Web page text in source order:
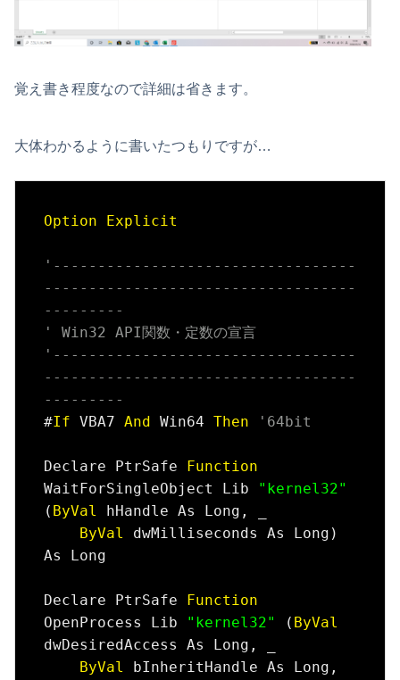
覚え書き程度なので詳細は省きます。
大体わかるように書いたつもりですが…
Option Explicit
'----------------------------------
-----------------------------------
---------
' Win32 API関数・定数の宣言
'----------------------------------
-----------------------------------
---------
#If VBA7 And Win64 Then '64bit
Declare PtrSafe Function
WaitForSingleObject Lib
"kernel32"
( ByVal
hHandle As Long, _
ByVal
dwMilliseconds As Long)
As Long
Declare PtrSafe Function
OpenProcess Lib
"kernel32" ( ByVal
dwDesiredAccess As Long, _
ByVal